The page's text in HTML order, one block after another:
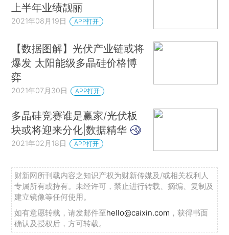
上半年业绩靓丽
2021年08月19日 APP打开
【数据图解】光伏产业链或将
爆发 太阳能级多晶硅价格博
弈
2021年07月30日 APP打开
多晶硅竞赛谁是赢家/光伏板
块或将迎来分化|数据精华
2021年02月18日 APP打开
财新网所刊载内容之知识产权为财新传媒及/或相关权利人
专属所有或持有。未经许可，禁止进行转载、摘编、复制及
建立镜像等任何使用。
如有意愿转载，请发邮件至hello@caixin.com ，获得书面
确认及授权后，方可转载。